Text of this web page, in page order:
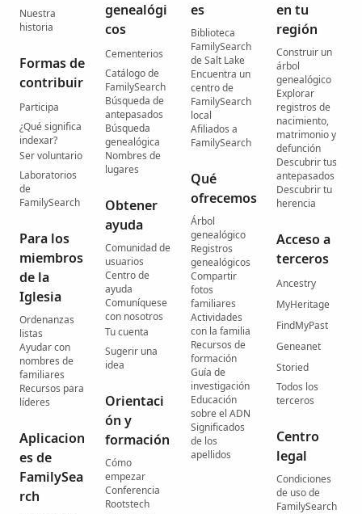
Nuestra
historia
Formas de
contribuir
Participa
¿Qué significa
indexar?
Ser voluntario
Laboratorios
de
FamilySearch
Para los
miembros
de la
Iglesia
Ordenanzas
listas
Ayudar con
nombres de
familiares
Recursos para
líderes
Aplicacion
es de
FamilySea
rch
genealógi
cos
Cementerios
Catálogo de
FamilySearch
Búsqueda de
antepasados
Búsqueda
genealógica
Nombres de
lugares
Obtener
ayuda
Comunidad de
usuarios
Centro de
ayuda
Comuníquese
con nosotros
Tu cuenta
Sugerir una
idea
Orientaci
ón y
formación
Cómo
empezar
Conferencia
Rootstech
es
Biblioteca
FamilySearch
de Salt Lake
Encuentra un
centro de
FamilySearch
local
Afiliados a
FamilySearch
Qué
ofrecemos
Árbol
genealógico
Registros
genealógicos
Compartir
fotos
familiares
Actividades
con la familia
Recursos de
formación
Guía de
investigación
Educación
sobre el ADN
Significados
de los
apellidos
en tu
región
Construir un
árbol
genealógico
Explorar
registros de
nacimiento,
matrimonio y
defunción
Descubrir tus
antepasados
Descubrir tu
herencia
Acceso a
terceros
Ancestry
MyHeritage
FindMyPast
Geneanet
Storied
Todos los
terceros
Centro
legal
Condiciones
de uso de
FamilySearch